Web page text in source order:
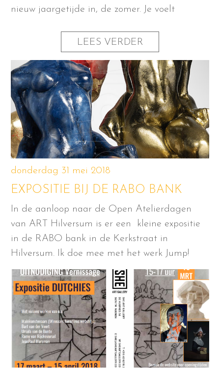
nieuw jaargetijde in, de zomer. Je voelt
LEES VERDER
donderdag 31 mei 2018
EXPOSITIE BIJ DE RABO BANK
In de aanloop naar de Open Atelierdagen
van ART Hilversum is er een kleine expositie
in de RABO bank in de Kerkstraat in
Hilversum. Ik doe mee met het werk Jump!